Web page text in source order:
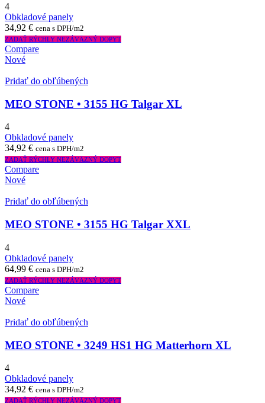
4
Obkladové panely
34,92 € cena s DPH/m2
ZADAŤ RÝCHLY NEZÁVÄZNÝ DOPYT
Compare
Nové
Pridať do obľúbených
MEO STONE • 3155 HG Talgar XL
4
Obkladové panely
34,92 € cena s DPH/m2
ZADAŤ RÝCHLY NEZÁVÄZNÝ DOPYT
Compare
Nové
Pridať do obľúbených
MEO STONE • 3155 HG Talgar XXL
4
Obkladové panely
64,99 € cena s DPH/m2
ZADAŤ RÝCHLY NEZÁVÄZNÝ DOPYT
Compare
Nové
Pridať do obľúbených
MEO STONE • 3249 HS1 HG Matterhorn XL
4
Obkladové panely
34,92 € cena s DPH/m2
ZADAŤ RÝCHLY NEZÁVÄZNÝ DOPYT